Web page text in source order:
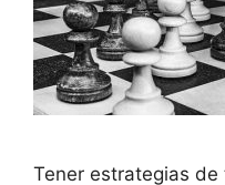
Tener estrategias